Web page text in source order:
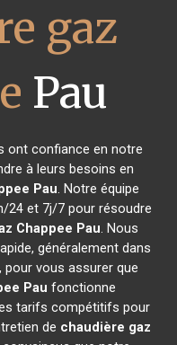
gaz
Pau
ont confiance en notre
à leurs besoins en
Pau. Notre équipe
24 et 7j/7 pour résoudre
Chappee Pau. Nous
généralement dans
pour vous assurer que
Pau fonctionne
tarifs compétitifs pour
de chaudière gaz